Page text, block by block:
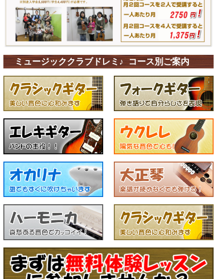
ミュージッククラブドレミ♪ コース別ご案内